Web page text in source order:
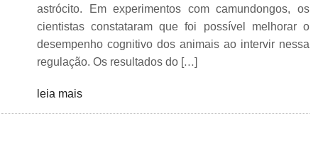
astrócito. Em experimentos com camundongos, os
cientistas constataram que foi possível melhorar o
desempenho cognitivo dos animais ao intervir nessa
regulação. Os resultados do […]
leia mais